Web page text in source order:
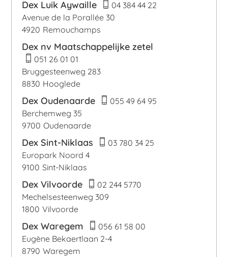
Dex Luik Aywaille
04 384 44 22
Avenue de la Porallée 30
4920 Remouchamps
Dex nv Maatschappelijke zetel
051 26 01 01
Bruggesteenweg 283
8830 Hooglede
Dex Oudenaarde
055 49 64 95
Berchemweg 35
9700 Oudenaarde
Dex Sint-Niklaas
03 780 34 25
Europark Noord 4
9100 Sint-Niklaas
Dex Vilvoorde
02 244 5770
Mechelsesteenweg 309
1800 Vilvoorde
Dex Waregem
056 61 58 00
Eugène Bekaertlaan 2-4
8790 Waregem